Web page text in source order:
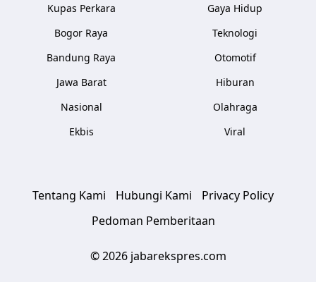
Kupas Perkara
Bogor Raya
Bandung Raya
Jawa Barat
Nasional
Ekbis
Gaya Hidup
Teknologi
Otomotif
Hiburan
Olahraga
Viral
Tentang Kami Hubungi Kami
Privacy Policy
Pedoman Pemberitaan
© 2026 jabarekspres.com